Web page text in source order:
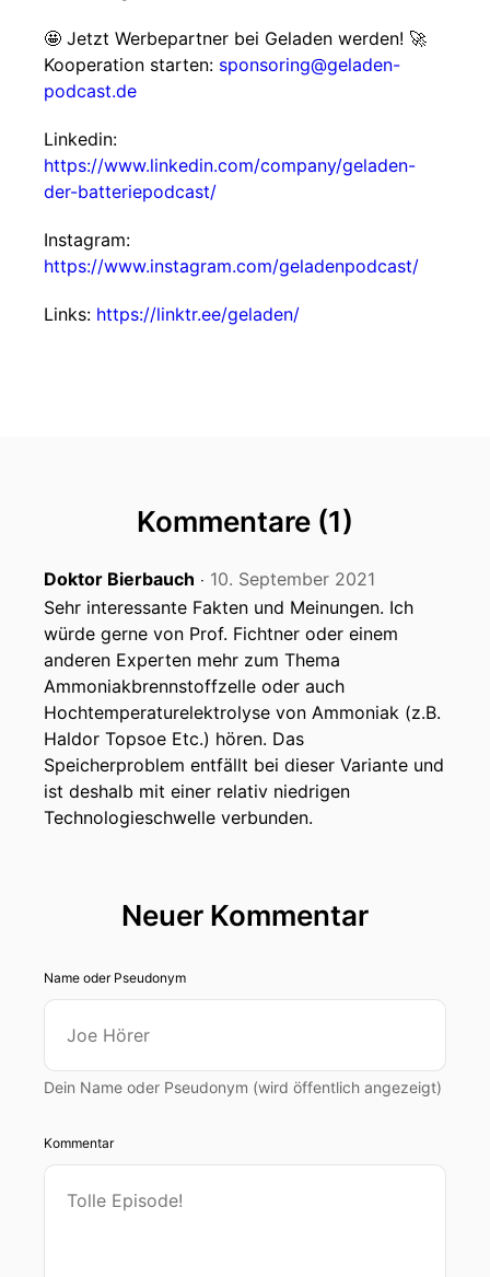
🤩 Jetzt Werbepartner bei Geladen werden! 🚀
Kooperation starten: sponsoring@geladen-
podcast.de
Linkedin:
https://www.linkedin.com/company/geladen-
der-batteriepodcast/
Instagram:
https://www.instagram.com/geladenpodcast/
Links: https://linktr.ee/geladen/
Kommentare (1)
Doktor Bierbauch ‧ 10. September 2021
Sehr interessante Fakten und Meinungen. Ich
würde gerne von Prof. Fichtner oder einem
anderen Experten mehr zum Thema
Ammoniakbrennstoffzelle oder auch
Hochtemperaturelektrolyse von Ammoniak (z.B.
Haldor Topsoe Etc.) hören. Das
Speicherproblem entfällt bei dieser Variante und
ist deshalb mit einer relativ niedrigen
Technologieschwelle verbunden.
Neuer Kommentar
Name oder Pseudonym
Dein Name oder Pseudonym (wird öffentlich angezeigt)
Kommentar